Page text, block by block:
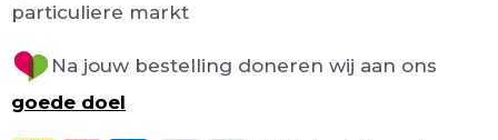
particuliere markt
Na jouw bestelling doneren wij aan ons
goede doel